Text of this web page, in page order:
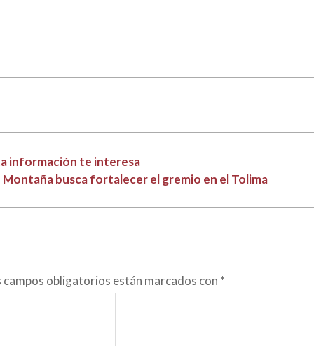
información te interesa
busca fortalecer el gremio en el Tolima
campos obligatorios están marcados con *